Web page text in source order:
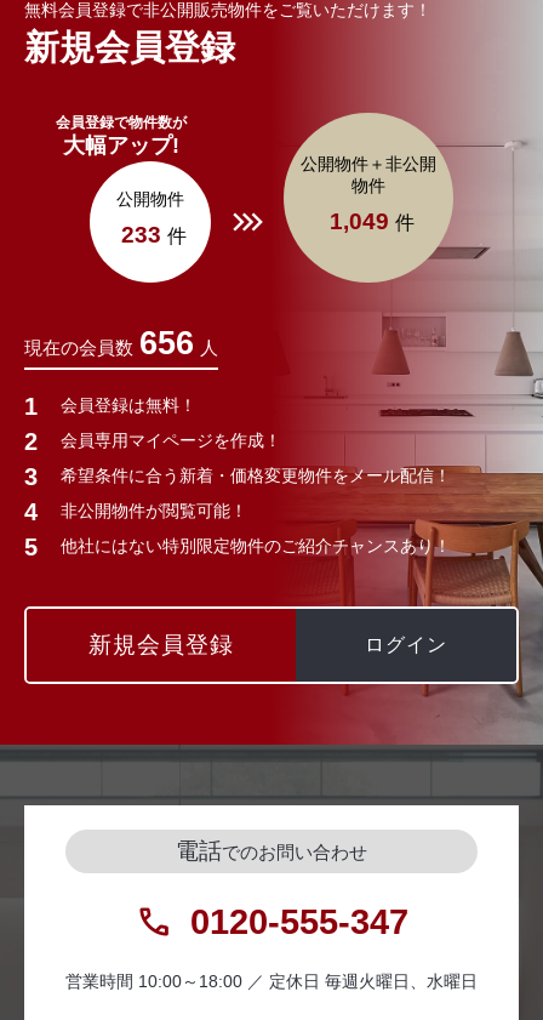
無料会員登録で非公開販売物件をご覧いただけます！
新規会員登録
会員登録で物件数が
大幅アップ!
公開物件
233 件
公開物件＋非公開
物件
1,049 件
現在の会員数 656 人
会員登録は無料！
会員専用マイページを作成！
希望条件に合う新着・価格変更物件をメール配信！
非公開物件が閲覧可能！
他社にはない特別限定物件のご紹介チャンスあり！
新規会員登録 ログイン
電話でのお問い合わせ
0120-555-347
営業時間 10:00～18:00 ／ 定休日 毎週火曜日、水曜日